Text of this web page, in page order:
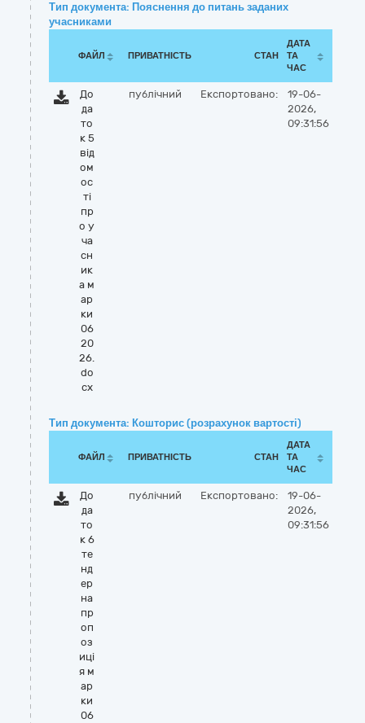
Тип документа: Пояснення до питань заданих
учасниками
ФАЙЛ ПРИВАТНІСТЬ СТАН
ДАТА
ТА
ЧАС
До
да
то
к 5
від
ом
ос
ті
пр
о у
ча
сн
ик
а м
ар
ки
06
20
26.
do
cx
публічний Експортовано:
19-06-
2026,
09:31:56
Тип документа: Кошторис (розрахунок вартості)
ФАЙЛ ПРИВАТНІСТЬ СТАН
ДАТА
ТА
ЧАС
До
да
то
к 6
те
нд
ер
на
пр
оп
оз
иці
я м
ар
ки
06
публічний Експортовано:
19-06-
2026,
09:31:56